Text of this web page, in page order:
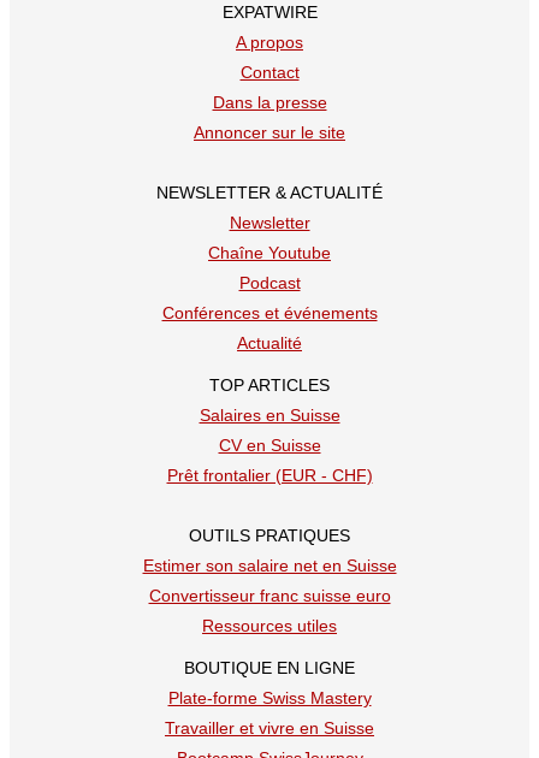
EXPATWIRE
A propos
Contact
Dans la presse
Annoncer sur le site
NEWSLETTER & ACTUALITÉ
Newsletter
Chaîne Youtube
Podcast
Conférences et événements
Actualité
TOP ARTICLES
Salaires en Suisse
CV en Suisse
Prêt frontalier (EUR - CHF)
OUTILS PRATIQUES
Estimer son salaire net en Suisse
Convertisseur franc suisse euro
Ressources utiles
BOUTIQUE EN LIGNE
Plate-forme Swiss Mastery
Travailler et vivre en Suisse